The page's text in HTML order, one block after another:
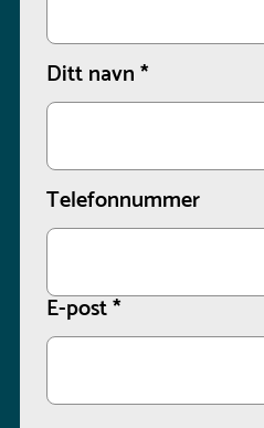
Ditt navn*
Telefonnummer
E-post*